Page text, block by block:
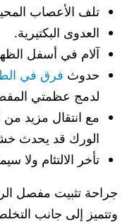
تلف الأعصاب
العدوى البكتيرية.
آلام في أسفل
حدوث فرق في
لدمج عظمتي
مع انتقال مزيد
الورك قد يحدث
تأخر الالتئام ولا
جراحة تثبيت مفصل
وتتميز إلى جانب